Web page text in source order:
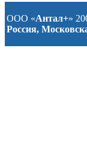
ООО «Антал+»
Россия,